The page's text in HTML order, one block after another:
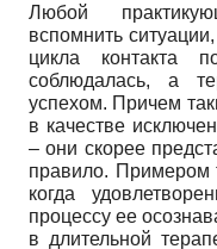
Любой
вспомнить
цикла контакта
соблюдалась, а
успехом. Причем
в качестве
– они скорее
правило. Примером
когда
процессу ее
в длительной